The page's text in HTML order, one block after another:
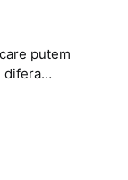
putem
difera…